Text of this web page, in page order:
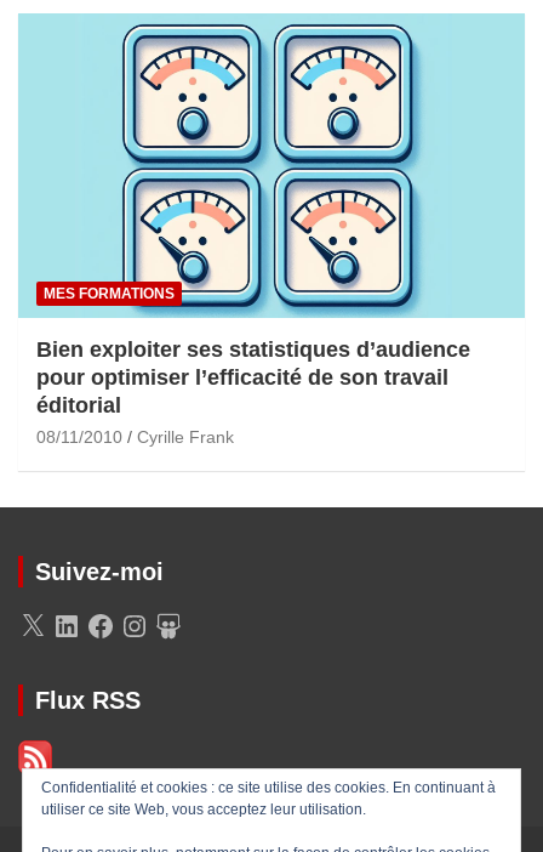
MES FORMATIONS
Bien exploiter ses statistiques d’audience
pour optimiser l’efficacité de son travail
éditorial
08/11/2010 Cyrille Frank
Suivez-moi
X LinkedInFacebook
InstagramSlideShare
Flux RSS
Confidentialité et cookies : ce site utilise des cookies. En continuant à
utiliser ce site Web, vous acceptez leur utilisation.